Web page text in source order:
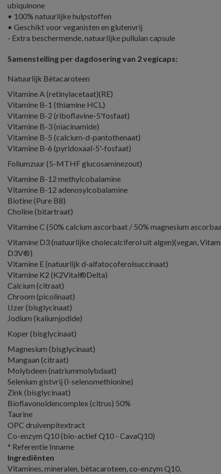
ubiquinone
• 100% natuurlijke hulpstoffen
• Geschikt voor veganisten en glutenvrij
- Extra beschermende, natuurlijke pullulan capsule
Samenstelling per dagdosering van 2 vegicaps:
Natuurlijk Bètacaroteen
Vitamine A (retinylacetaat)(RE)
Vitamine B-1 (thiamine HCL)
Vitamine B-2 (riboflavine-5'fosfaat)
Vitamine B-3 (niacinamide)
Vitamine B-5 (calcium-d-pantothenaat)
Vitamine B-6 (pyridoxaal-5'-fosfaat)
Foliumzuur (5-MTHF glucosaminezout)
Vitamine B-12 methylcobalamine
Vitamine B-12 adenosylcobalamine
Biotine (Pure B8)
Choline (bitartraat)
Vitamine C (50% calcium ascorbaat / 50% magnesium
Vitamine D3 (natuurlijke cholecalciferol uit algen)(vegan,
D3V®)
Vitamine E (natuurlijk d-alfatocoferolsuccinaat)
Vitamine K2 (K2Vital®Delta)
Calcium (citraat)
Chroom (picolinaat)
IJzer (bisglycinaat)
Jodium (kaliumjodide)
Koper (bisglycinaat)
Magnesium (bisglycinaat)
Mangaan (citraat)
Molybdeen (natriummolybdaat)
Selenium gistvrij (l-selenomethionine)
Zink (bisglycinaat)
Bioflavonoïdencomplex (citrus) 50%
Taurine
OPC druivenpitextract
Co-enzym Q10 (bio-actief Q10 - CavaQ10)
* Referentie Inname
Ingrediënten
Vitamines, mineralen, bètacaroteen, co-enzym Q10,